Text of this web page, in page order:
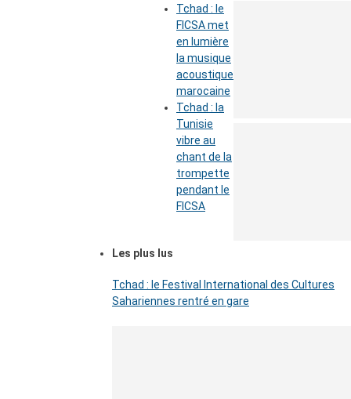
Tchad : le
FICSA met
en lumière
la musique
acoustique
marocaine
Tchad : la
Tunisie
vibre au
chant de la
trompette
pendant le
FICSA
Les plus lus
Tchad : le Festival International des Cultures
Sahariennes rentré en gare